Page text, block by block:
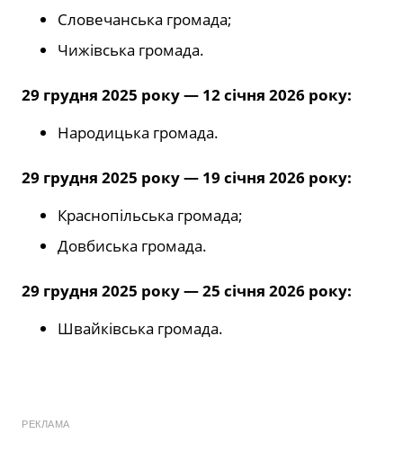
Словечанська громада;
Чижівська громада.
29 грудня 2025 року — 12 січня 2026 року:
Народицька громада.
29 грудня 2025 року — 19 січня 2026 року:
Краснопільська громада;
Довбиська громада.
29 грудня 2025 року — 25 січня 2026 року:
Швайківська громада.
РЕКЛАМА